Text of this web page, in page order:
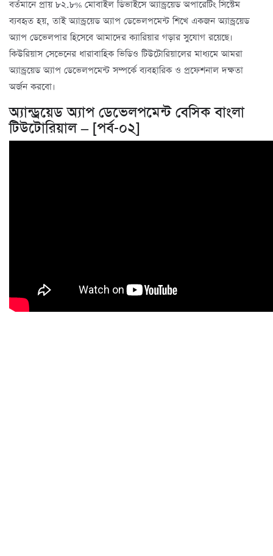
বর্তমানে প্রায় ৮২.৮% মোবাইল ডিভাইসে অ্যান্ড্রয়েড অপারেটিং সিস্টেম
ব্যবহৃত হয়, তাই অ্যান্ড্রয়েড অ্যাপ ডেভেলপমেন্ট শিখে একজন অ্যান্ড্রয়েড
অ্যাপ ডেভেলপার হিসেবে আমাদের ক্যারিয়ার গড়ার সুযোগ রয়েছে।
কিউরিয়াস সেভেনের ধারাবাহিক ভিডিও টিউটোরিয়ালের মাধ্যমে আমরা
অ্যান্ড্রয়েড অ্যাপ ডেভেলপমেন্ট সম্পর্কে ব্যবহারিক ও প্রফেশনাল দক্ষতা
অর্জন করবো।
অ্যান্ড্রয়েড অ্যাপ ডেভেলপমেন্ট বেসিক বাংলা
টিউটোরিয়াল – [পর্ব-০২]